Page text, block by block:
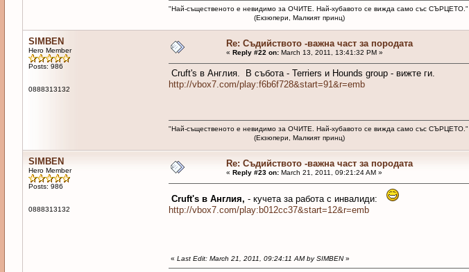
"Най-същественото е невидимо за ОЧИТЕ. Най-хубавото се вижда само със СЪРЦЕТО."
(Екзюпери, Малкият принц)
SIMBEN
Hero Member
Posts: 986
0888313132
Re: Съдийството -важна част за породата
« Reply #22 on:March 13, 2011, 13:41:32 PM »
Cruft's в Англия. В събота - Terriers и Hounds group - вижте ги.
http://vbox7.com/play:f6b6f728&start=91&r=emb
"Най-същественото е невидимо за ОЧИТЕ. Най-хубавото се вижда само със СЪРЦЕТО."
(Екзюпери, Малкият принц)
SIMBEN
Hero Member
Posts: 986
0888313132
Re: Съдийството -важна част за породата
« Reply #23 on:March 21, 2011, 09:21:24 AM »
Cruft's в Англия, - кучета за работа с инвалиди:
http://vbox7.com/play:b012cc37&start=12&r=emb
« Last Edit: March 21, 2011, 09:24:11 AM by SIMBEN»